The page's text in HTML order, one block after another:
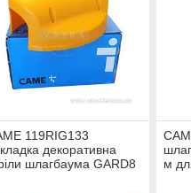
119RIG133
декоративна
шлагбаума GARD8
м